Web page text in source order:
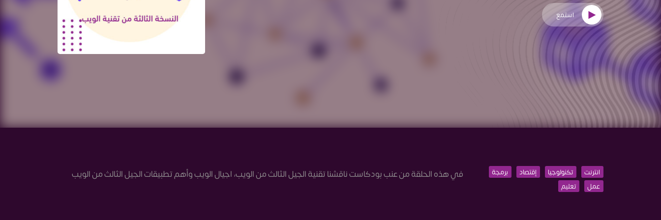
استمع
انترنت تكنولوجيا إقتصاد
برمجة
عمل
تعليم
في هذه الحلقة من عنب بودكاست ناقشنا تقنية الجيل الثالث من الويب، اجيال الويب وأهم تطبيقات الجيل الثالث من الويب